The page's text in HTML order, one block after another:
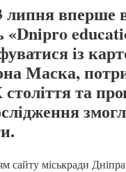
липня вперше
«Dnipro
із
Маска,
та
сайту міськради